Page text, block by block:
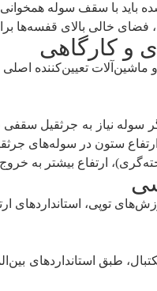
باید با سقف سوله
فضای خالی بالای قفسه‌ها
تعیین‌کننده اصلی
سوله نیاز به جرثقیل سقفی
در سوله‌های جرثقیل‌دار معمولاً
ارتفاع بیشتر به
توپی، استانداردهای
طبق استانداردهای